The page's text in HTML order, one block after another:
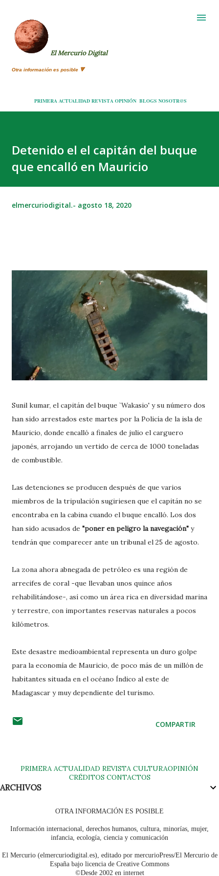
El Mercurio Digital
Otra información es posible 🔻
PRIMERA ACTUALIDAD REVISTA OPINIÓN BLOGS NOSOTR@S
Detenido el el capitán del buque
que encalló en Mauricio
elmercuriodigital.- agosto 18, 2020
Sunil kumar, el capitán del buque `Wakasio' y su número dos
han sido arrestados este martes por la Policía de la isla de
Mauricio, donde encalló a finales de julio el carguero
japonés, arrojando un vertido de cerca de 1000 toneladas
de combustible.
Las detenciones se producen después de que varios
miembros de la tripulación sugiriesen que el capitán no se
encontraba en la cabina cuando el buque encalló. Los dos
han sido acusados de "poner en peligro la navegación" y
tendrán que comparecer ante un tribunal el 25 de agosto.
La zona ahora abnegada de petróleo es una región de
arrecifes de coral -que llevaban unos quince años
rehabilitándose-, así como un área rica en diversidad marina
y terrestre, con importantes reservas naturales a pocos
kilómetros.
Este desastre medioambiental representa un duro golpe
para la economía de Mauricio, de poco más de un millón de
habitantes situada en el océano Índico al este de
Madagascar y muy dependiente del turismo.
COMPARTIR
PRIMERA ACTUALIDAD REVISTA CULTURAOPINIÓN
CRÉDITOSCONTACTOS
ARCHIVOS
OTRA INFORMACIÓN ES POSIBLE
Información internacional, derechos humanos, cultura, minorías, mujer,
infancia, ecología, ciencia y comunicación
El Mercurio (elmercuriodigital.es), editado por mercurioPress/El Mercurio de
España bajo licencia de Creative Commons
©Desde 2002 en internet